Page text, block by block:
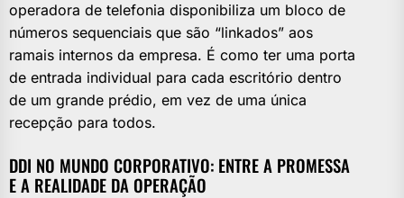
operadora de telefonia disponibiliza um bloco de
números sequenciais que são “linkados” aos
ramais internos da empresa. É como ter uma porta
de entrada individual para cada escritório dentro
de um grande prédio, em vez de uma única
recepção para todos.
DDI NO MUNDO CORPORATIVO: ENTRE A PROMESSA
E A REALIDADE DA OPERAÇÃO